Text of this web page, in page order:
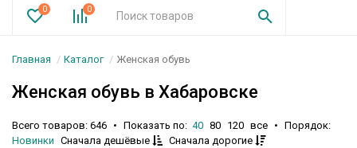
0 0
Главная Каталог Женская обувь
Женская обувь в Хабаровске
Всего товаров: 646 • Показать по: 40 80 120 все • Порядок:
Новинки Сначала дешёвые
Сначала дорогие